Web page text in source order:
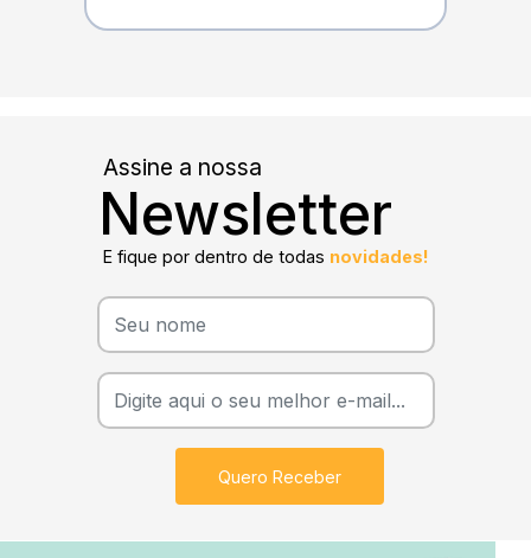
Assine a nossa
Newsletter
E fique por dentro de todas novidades!
Quero Receber